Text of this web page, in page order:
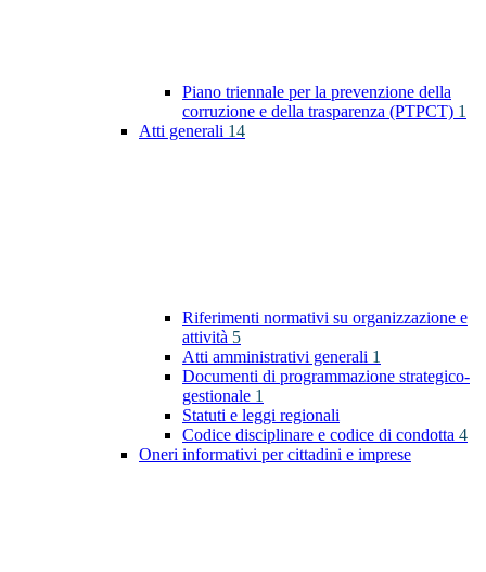
Piano triennale per la prevenzione della
corruzione e della trasparenza (PTPCT) 1
Atti generali 14
Riferimenti normativi su organizzazione e
attività 5
Atti amministrativi generali 1
Documenti di programmazione strategico-
gestionale 1
Statuti e leggi regionali
Codice disciplinare e codice di condotta 4
Oneri informativi per cittadini e imprese